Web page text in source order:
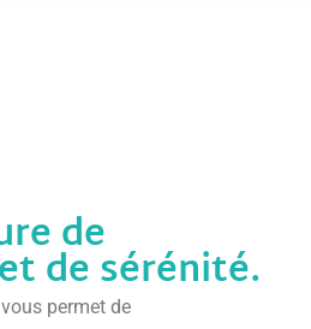
de
de sérénité.
permet de